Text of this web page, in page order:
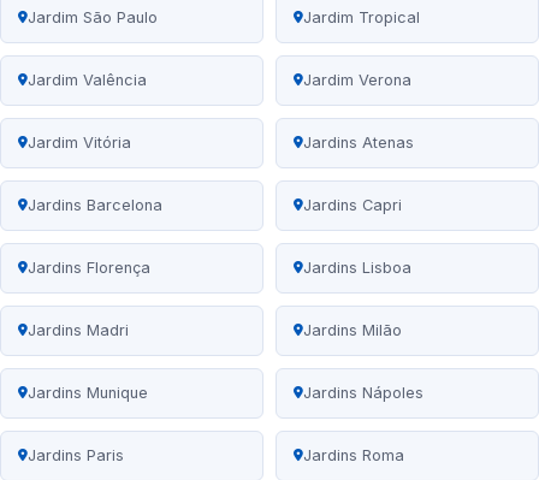
Jardim São Paulo Jardim Tropical
Jardim Valência Jardim Verona
Jardim Vitória Jardins Atenas
Jardins Barcelona Jardins Capri
Jardins Florença Jardins Lisboa
Jardins Madri Jardins Milão
Jardins Munique Jardins Nápoles
Jardins Paris Jardins Roma